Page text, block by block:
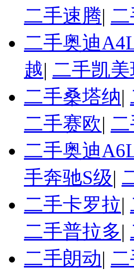
二手速腾|
二手奥迪
越| 二手凯美
二手桑塔纳|
二手赛欧|
二手奥迪
手奔驰S级|
二手卡罗拉|
二手普拉多|
二手朗动|